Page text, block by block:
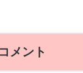
メント